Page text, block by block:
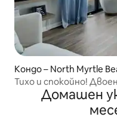
Кондо – North Myrtle
Тихо и спокойно!
прекрасно!Домашен